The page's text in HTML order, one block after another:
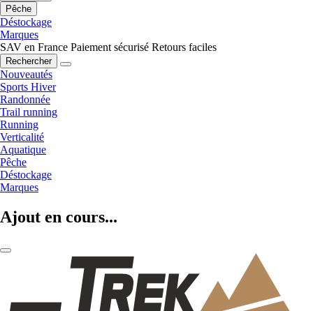
Pêche
Déstockage
Marques
SAV en France Paiement sécurisé Retours faciles
Rechercher
Nouveautés
Sports Hiver
Randonnée
Trail running
Running
Verticalité
Aquatique
Pêche
Déstockage
Marques
Ajout en cours...